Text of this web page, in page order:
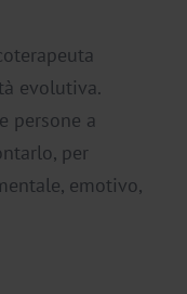
evolutiva.
persone a
per
emotivo,